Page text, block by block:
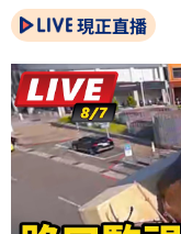
現正直播